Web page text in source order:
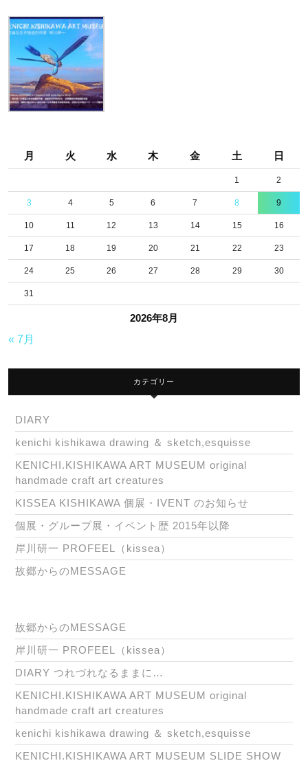
デ
モ
ナ
オ
ー
ル
2026年8月
月 火 水 木 金 土 日
1 2
3 4 5 6 7 8 9
10 11 12 13 14 15 16
17 18 19 20 21 22 23
24 25 26 27 28 29 30
31
« 7月
カテゴリー
DIARY
kenichi kishikawa drawing ＆ sketch,esquisse
KENICHI.KISHIKAWA ART MUSEUM original
handmade craft art creatures
KISSEA KISHIKAWA 個展・IVENT のお知らせ
個展・グループ展・イベント歴 2015年以降
岸川研一 PROFEEL（kissea）
故郷からのMESSAGE
故郷からのMESSAGE
岸川研一 PROFEEL（kissea）
DIARY つれづれなるままに…
KENICHI.KISHIKAWA ART MUSEUM original
handmade craft art creatures
kenichi kishikawa drawing ＆ sketch,esquisse
KENICHI.KISHIKAWA ART MUSEUM SLIDE SHOW